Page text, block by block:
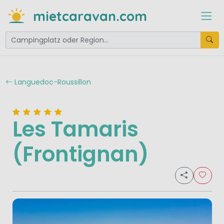
mietcaravan.com
Languedoc-Roussillon
Les Tamaris
(Frontignan)